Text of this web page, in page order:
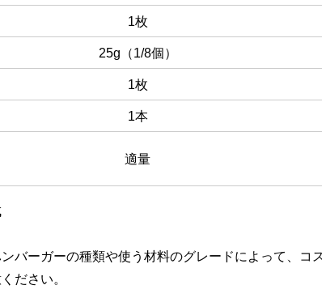
1枚
25g（1/8個）
1枚
1本
適量
バーガーの種類や使う材料のグレードによって、コ
ださい。